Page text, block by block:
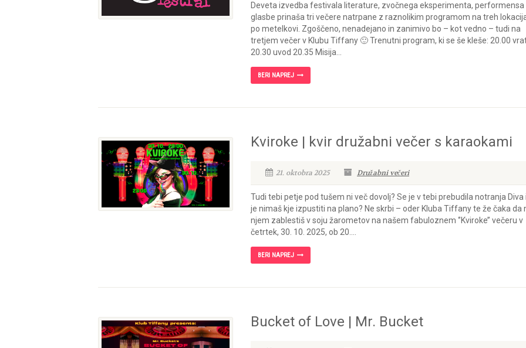
Deveta izvedba festivala literature, zvočnega eksperimenta, performensa
glasbe prinaša tri večere natrpane z raznolikim programom na treh
po metelkovi. Zgoščeno, nenadejano in zanimivo bo – kot vedno – tudi na
tretjem večer v Klubu Tiffany 🙂 Trenutni program, ki se še kleše: 20.00
20.30 uvod 20.35 Misija...
BERI NAPREJ
Kviroke | kvir družabni večer s karaokami
21. oktobra 2025 Družabni večeri
Tudi tebi petje pod tušem ni več dovolj? Se je v tebi prebudila notranja Diva
je nimaš kje izpustiti na plano? Ne skrbi – oder Kluba Tiffany te že čaka da
njem zablestiš v soju žarometov na našem fabuloznem ‘’Kviroke’’ večeru v
četrtek, 30. 10. 2025, ob 20....
BERI NAPREJ
Bucket of Love | Mr. Bucket